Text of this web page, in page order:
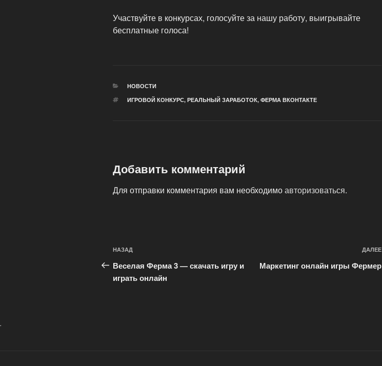
Участвуйте в конкурсах, голосуйте за нашу работу, выигрывайте
бесплатные голоса!
РУБРИКИ
НОВОСТИ
МЕТКИ
ИГРОВОЙ КОНКУРС, РЕАЛЬНЫЙ ЗАРАБОТОК, ФЕРМА ВКОНТАКТЕ
Добавить комментарий
Для отправки комментария вам необходимоавторизоваться.
Навигация
по
записям
Предыдущая
запись:
НАЗАД
Веселая Ферма 3 — скачать игру и
играть онлайн
ДАЛЕЕ
Маркетинг онлайн игры Фермер
.